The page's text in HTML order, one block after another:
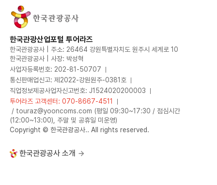
한국관광산업포털 투어라즈
한국관광공사 | 주소: 26464 강원특별자치도 원주시 세계로 10
한국관광공사 | 사장: 박성혁
사업자등록번호: 202-81-50707
통신판매업신고: 제2022-강원원주-0381호
직업정보제공사업자신고번호: J1524020200003
투어라즈 고객센터: 070-8667-4511
/ touraz@yooncoms.com (평일 09:30~17:30 / 점심시간
(12:00~13:00), 주말 및 공휴일 미운영)
Copyright © 한국관광공사.. All rights reserved.
한국관광공사 소개